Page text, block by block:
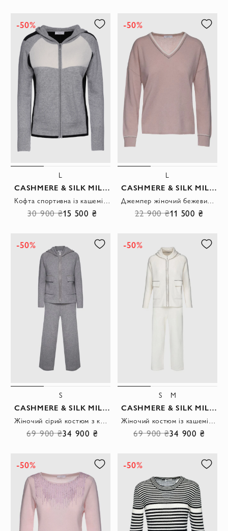
-50%
L
CASHMERE & SILK MILANO
Кофта спортивна із кашеміру сіра чоловіча
30 900 ₴15 500 ₴
-50%
L
CASHMERE & SILK MILANO
Джемпер жіночий бежевий вільного крою кашеміровий з контрастними швами
22 900 ₴11 500 ₴
-50%
S
CASHMERE & SILK MILANO
Жіночий сірий костюм з кашеміру з капюшоном і широкими брюками.
69 900 ₴34 900 ₴
-50%
S M
CASHMERE & SILK MILANO
Жіночий костюм із кашеміру з капюшоном та накладними кишенями з декором моніль
69 900 ₴34 900 ₴
-50% -50%